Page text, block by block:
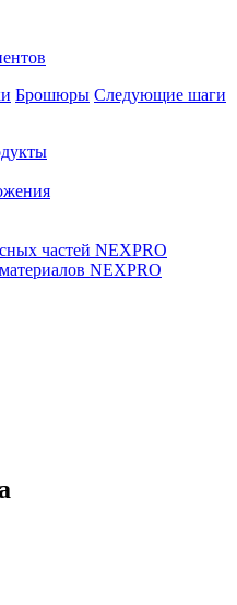
Брошюры Следующие шаги
частей NEXPRO
NEXPRO